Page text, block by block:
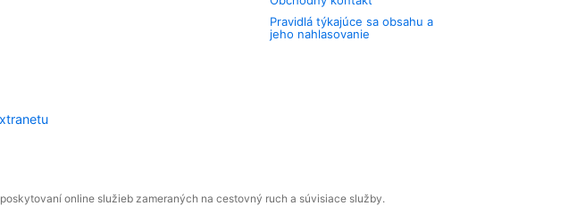
Pravidlá týkajúce sa obsahu a
jeho nahlasovanie
online služieb zameraných na cestovný ruch a súvisiace služby.